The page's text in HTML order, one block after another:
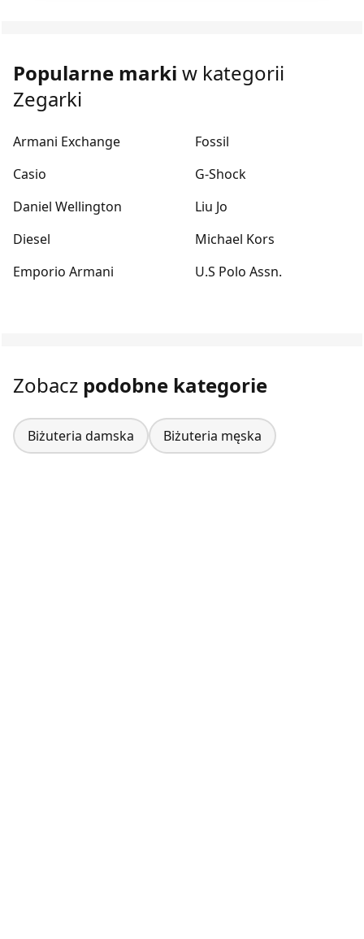
Popularne marki w kategorii
Zegarki
Armani Exchange
Casio
Daniel Wellington
Diesel
Emporio Armani
Fossil
G-Shock
Liu Jo
Michael Kors
U.S Polo Assn.
Zobacz podobne kategorie
Biżuteria damska Biżuteria męska